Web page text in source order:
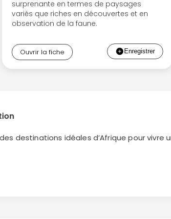
surprenante en termes de paysages
variés que riches en découvertes et en
observation de la faune.
Ouvrir la fiche
destinations idéales d’Afrique pour
d’un bateau, à cheval et même à